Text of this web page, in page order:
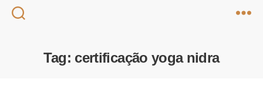
Tag: certificação yoga nidra